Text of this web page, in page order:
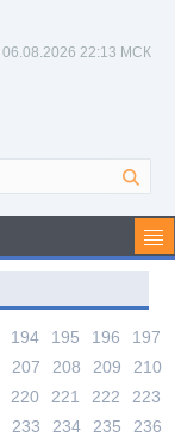
06.08.2026 22:13 МСК
194 195 196
197
207 208 209
210
220 221 222
223
233 234 235
236